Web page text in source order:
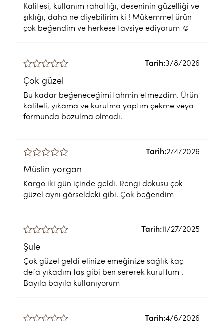
Kalitesi, kullanım rahatlığı, deseninin güzelliği ve
şıklığı, daha ne diyebilirim ki ! Mükemmel ürün
çok beğendim ve herkese tavsiye ediyorum ☺️
Tarih:3/8/2026
Çok güzel
Bu kadar beğeneceğimi tahmin etmezdim. Ürün
kaliteli, yıkama ve kurutma yaptım çekme veya
formunda bozulma olmadı.
Tarih:2/4/2026
Müslin yorgan
Kargo iki gün içinde geldi. Rengi dokusu çok
güzel aynı görseldeki gibi. Çok beğendim
Tarih:11/27/2025
Şule
Çok güzel geldi elinize emeğinize sağlık kaç
defa yıkadım taş gibi ben sererek kuruttum .
Bayıla bayıla kullanıyorum
Tarih:4/6/2026